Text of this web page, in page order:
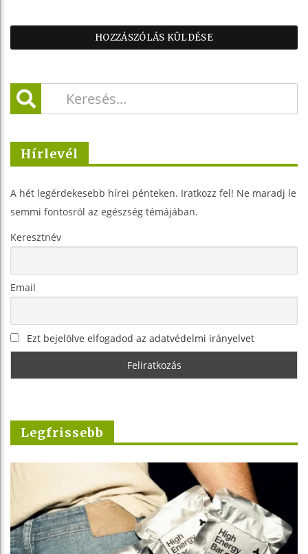
Hírlevél
A hét legérdekesebb hírei pénteken. Iratkozz fel! Ne maradj le
semmi fontosról az egészség témájában.
Keresztnév
Email
Ezt bejelölve elfogadod az adatvédelmi irányelvet
Legfrissebb